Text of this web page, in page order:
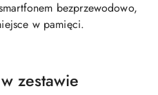
bezprzewodowo,
w pamięci.
zestawie